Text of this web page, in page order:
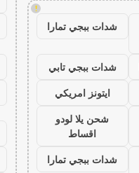
!
شدات ببجي تمارا
شدات ببجي تابي
ايتونز امريكي
شحن يلا لودو
اقساط
شدات ببجي تمارا